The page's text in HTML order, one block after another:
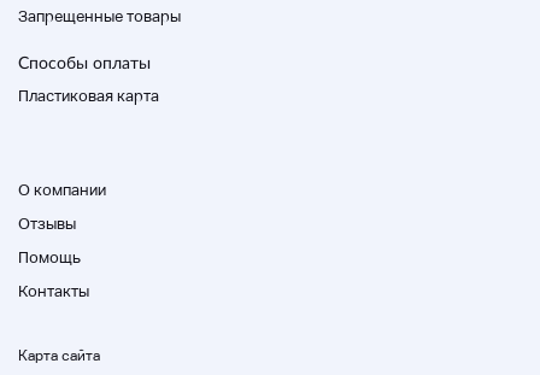
Запрещенные товары
Способы оплаты
Пластиковая карта
О компании
Отзывы
Помощь
Контакты
Карта сайта